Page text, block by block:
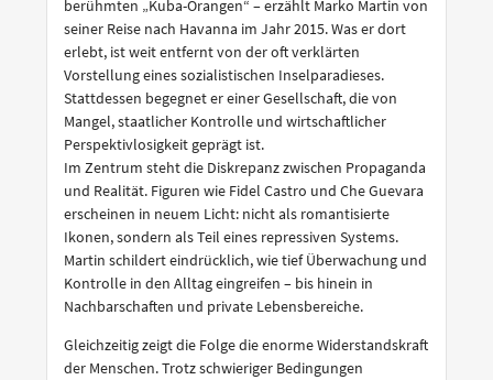
berühmten „Kuba-Orangen“ – erzählt Marko Martin von
seiner Reise nach Havanna im Jahr 2015. Was er dort
erlebt, ist weit entfernt von der oft verklärten
Vorstellung eines sozialistischen Inselparadieses.
Stattdessen begegnet er einer Gesellschaft, die von
Mangel, staatlicher Kontrolle und wirtschaftlicher
Perspektivlosigkeit geprägt ist.
Im Zentrum steht die Diskrepanz zwischen Propaganda
und Realität. Figuren wie Fidel Castro und Che Guevara
erscheinen in neuem Licht: nicht als romantisierte
Ikonen, sondern als Teil eines repressiven Systems.
Martin schildert eindrücklich, wie tief Überwachung und
Kontrolle in den Alltag eingreifen – bis hinein in
Nachbarschaften und private Lebensbereiche.
Gleichzeitig zeigt die Folge die enorme Widerstandskraft
der Menschen. Trotz schwieriger Bedingungen